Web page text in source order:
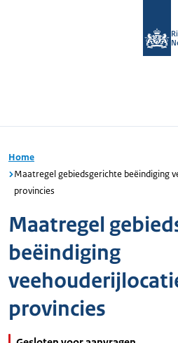
Home
Maatregel gebiedsgerichte beëindiging
provincies
Maatregel
beëindiging
provincies